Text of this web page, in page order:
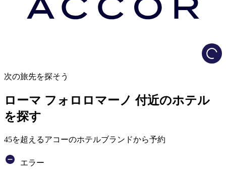
次の旅先を探そう
ローマ フォロロマーノ 付近のホテル
を探す
45を超えるアコーのホテルブランドから予約
エラー